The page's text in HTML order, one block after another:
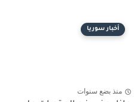
أخبار سوريا
منذ بضع سنوات